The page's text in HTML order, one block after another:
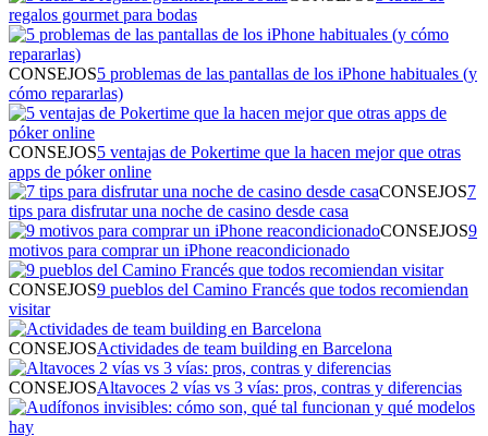
regalos gourmet para bodas
CONSEJOS5 problemas de las pantallas de los iPhone habituales (y
cómo repararlas)
CONSEJOS5 ventajas de Pokertime que la hacen mejor que otras
apps de póker online
CONSEJOS7
tips para disfrutar una noche de casino desde casa
CONSEJOS9
motivos para comprar un iPhone reacondicionado
CONSEJOS9 pueblos del Camino Francés que todos recomiendan
visitar
CONSEJOSActividades de team building en Barcelona
CONSEJOSAltavoces 2 vías vs 3 vías: pros, contras y diferencias